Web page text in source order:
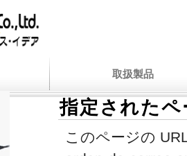
取扱製品
指定された
このページの